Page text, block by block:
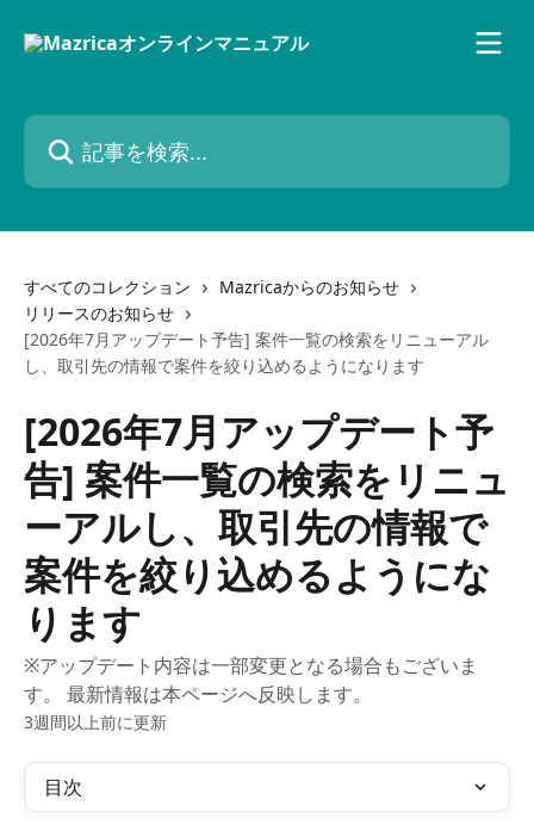
記事を検索...
すべてのコレクション
Mazricaからのお知らせ
リリースのお知らせ
[2026年7月アップデート予告] 案件一覧の検索をリニューアル
し、取引先の情報で案件を絞り込めるようになります
[2026年7月アップデート予
告] 案件一覧の検索をリニュ
ーアルし、取引先の情報で
案件を絞り込めるようにな
ります
※アップデート内容は一部変更となる場合もございま
す。 最新情報は本ページへ反映します。
3週間以上前に更新
目次